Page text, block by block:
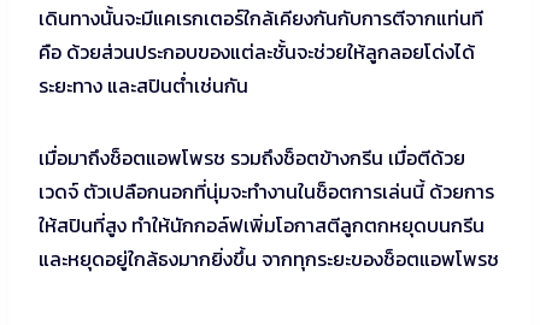
เดินทางนั้นจะมีแคเรกเตอร์ใกล้เคียงกันกับการตีจากแท่นที
คือ ด้วยส่วนประกอบของแต่ละชั้นจะช่วยให้ลูกลอยโด่งได้
ระยะทาง และสปินต่ำเช่นกัน
เมื่อมาถึงช็อตแอพโพรช รวมถึงช็อตข้างกรีน เมื่อตีด้วย
เวดจ์ ตัวเปลือกนอกที่นุ่มจะทำงานในช็อตการเล่นนี้ ด้วยการ
ให้สปินที่สูง ทำให้นักกอล์ฟเพิ่มโอกาสตีลูกตกหยุดบนกรีน
และหยุดอยู่ใกล้ธงมากยิ่งขึ้น จากทุกระยะของช็อตแอพโพรช